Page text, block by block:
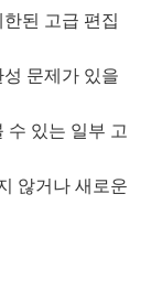
된 고급 편집
문제가 있을
수 있는 일부 고
않거나 새로운